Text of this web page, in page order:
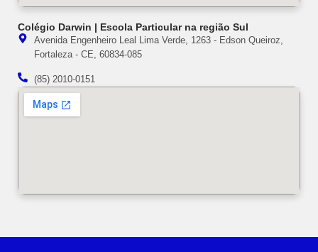
Colégio Darwin | Escola Particular na região Sul
Avenida Engenheiro Leal Lima Verde, 1263 - Edson Queiroz,
Fortaleza - CE, 60834-085
(85) 2010-0151